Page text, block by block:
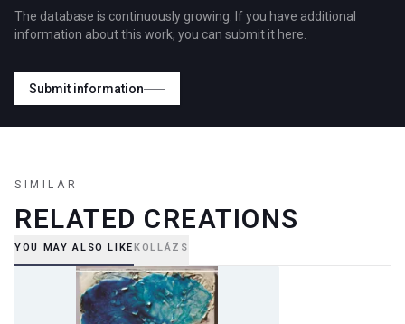
The database is continuously growing. If you have additional
information about this work, you can submit it here.
Submit information
SIMILAR
RELATED CREATIONS
YOU MAY ALSO LIKEKOLLÁZS